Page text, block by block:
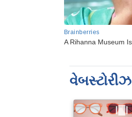
વેબસ્ટોરીઝ